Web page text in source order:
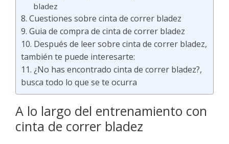
bladez
Cuestiones sobre cinta de correr bladez
Guia de compra de cinta de correr bladez
Después de leer sobre cinta de correr bladez,
también te puede interesarte:
¿No has encontrado cinta de correr bladez?,
busca todo lo que se te ocurra
A lo largo del entrenamiento con
cinta de correr bladez